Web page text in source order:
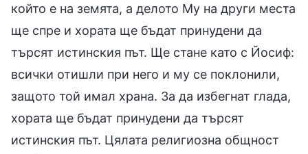
който е на земята, а делото Му на други места
ще спре и хората ще бъдат принудени да
търсят истинския път. Ще стане като с Йосиф:
всички отишли при него и му се поклонили,
защото той имал храна. За да избегнат глада,
хората ще бъдат принудени да търсят
истинския път. Цялата религиозна общност